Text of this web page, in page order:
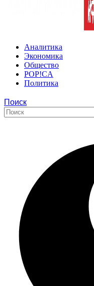
Аналитика
Экономика
Общество
POP!CA
Политика
Поиск